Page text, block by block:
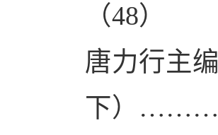
（48）
唐力行主
下）